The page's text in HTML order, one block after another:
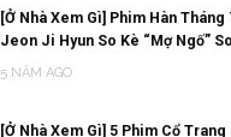
[Ở Nhà Xem Gì] Phim Hàn Tháng
Jeon Ji Hyun So Kè “Mợ Ngố”
5 NĂM AGO
[Ở Nhà Xem Gì] 5 Phim Cổ